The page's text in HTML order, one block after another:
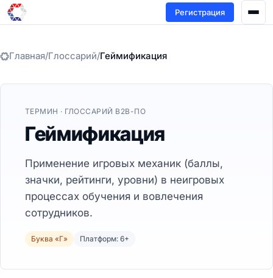
Регистрация
Главная/Глоссарий/Геймификация
ТЕРМИН · ГЛОССАРИЙ B2B-ПО
Геймификация
Применение игровых механик (баллы,
значки, рейтинги, уровни) в неигровых
процессах обучения и вовлечения
сотрудников.
Буква «Г» Платформ: 6+